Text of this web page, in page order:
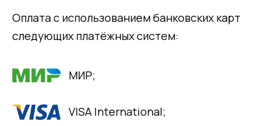
Оплата с использованием банковских карт
следующих платёжных систем:
МИР;
VISA International;